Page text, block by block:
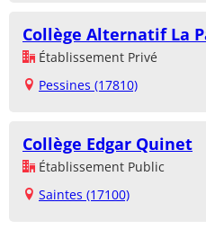
Collège Alternatif La
Établissement Privé
Pessines (17810)
Collège Edgar Quinet
Établissement Public
Saintes (17100)